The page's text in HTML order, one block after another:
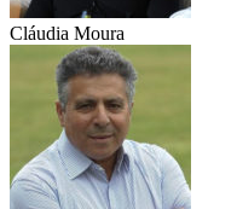
Cláudia Moura